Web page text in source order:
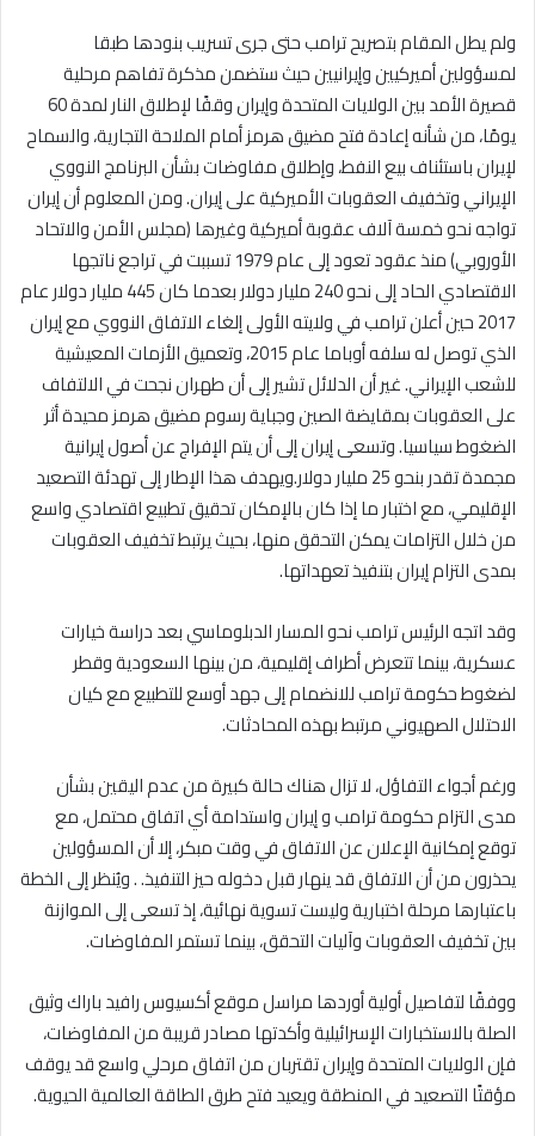
ولم يطل المقام بتصريح ترامب حتى جرى تسريب بنودها طبقا
لمسؤولين أميركيين وإيرانيين حيث ستضمن مذكرة تفاهم مرحلية
قصيرة الأمد بين الولايات المتحدة وإيران وقفًا لإطلاق النار لمدة 60
يومًا، من شأنه إعادة فتح مضيق هرمز أمام الملاحة التجارية، والسماح
لإيران باستئناف بيع النفط، وإطلاق مفاوضات بشأن البرنامج النووي
الإيراني وتخفيف العقوبات الأميركية على إيران. ومن المعلوم أن إيران
تواجه نحو خمسة آلاف عقوبة أميركية وغيرها (مجلس الأمن والاتحاد
الأوروبي) منذ عقود تعود إلى عام 1979 تسببت في تراجع ناتجها
الاقتصادي الحاد إلى نحو 240 مليار دولار بعدما كان 445 مليار دولار عام
2017 حين أعلن ترامب في ولايته الأولى إلغاء الاتفاق النووي مع إيران
الذي توصل له سلفه أوباما عام 2015، وتعميق الأزمات المعيشية
للشعب الإيراني. غير أن الدلائل تشير إلى أن طهران نجحت في الالتفاف
على العقوبات بمقايضة الصين وجباية رسوم مضيق هرمز محيدة أثر
الضغوط سياسيا. وتسعى إيران إلى أن يتم الإفراج عن أصول إيرانية
مجمدة تقدر بنحو 25 مليار دولار.ويهدف هذا الإطار إلى تهدئة التصعيد
الإقليمي، مع اختبار ما إذا كان بالإمكان تحقيق تطبيع اقتصادي واسع
من خلال التزامات يمكن التحقق منها، بحيث يرتبط تخفيف العقوبات
بمدى التزام إيران بتنفيذ تعهداتها.
وقد اتجه الرئيس ترامب نحو المسار الدبلوماسي بعد دراسة خيارات
عسكرية، بينما تتعرض أطراف إقليمية، من بينها السعودية وقطر
لضغوط حكومة ترامب للانضمام إلى جهد أوسع للتطبيع مع كيان
الاحتلال الصهيوني مرتبط بهذه المحادثات.
ورغم أجواء التفاؤل، لا تزال هناك حالة كبيرة من عدم اليقين بشأن
مدى التزام حكومة ترامب و إيران واستدامة أي اتفاق محتمل، مع
توقع إمكانية الإعلان عن الاتفاق في وقت مبكر، إلا أن المسؤولين
يحذرون من أن الاتفاق قد ينهار قبل دخوله حيز التنفيذ. . ويُنظر إلى الخطة
باعتبارها مرحلة اختبارية وليست تسوية نهائية، إذ تسعى إلى الموازنة
بين تخفيف العقوبات وآليات التحقق، بينما تستمر المفاوضات.
ووفقًا لتفاصيل أولية أوردها مراسل موقع أكسيوس رافيد باراك وثيق
الصلة بالاستخبارات الإسرائيلية وأكدتها مصادر قريبة من المفاوضات،
فإن الولايات المتحدة وإيران تقتربان من اتفاق مرحلي واسع قد يوقف
مؤقتًا التصعيد في المنطقة ويعيد فتح طرق الطاقة العالمية الحيوية.